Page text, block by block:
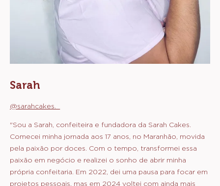
Sarah
@sarahcakes._
"Sou a Sarah, confeiteira e fundadora da Sarah Cakes.
Comecei minha jornada aos 17 anos, no Maranhão, movida
pela paixão por doces. Com o tempo, transformei essa
paixão em negócio e realizei o sonho de abrir minha
própria confeitaria. Em 2022, dei uma pausa para focar em
projetos pessoais, mas em 2024 voltei com ainda mais